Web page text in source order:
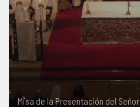
Misa de la Presentación del Señor